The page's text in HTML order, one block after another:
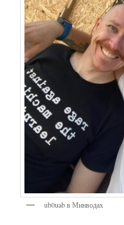
ub0uab в Минводах